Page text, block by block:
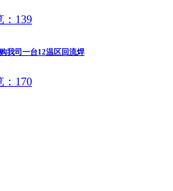
139
我司一台12温区回流焊
170